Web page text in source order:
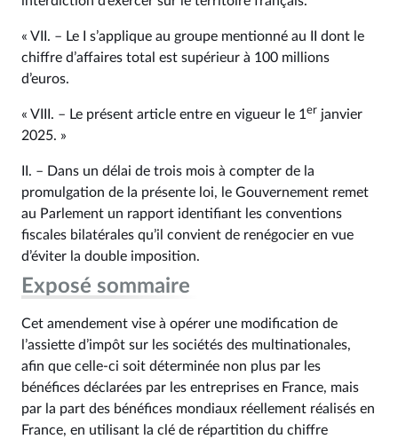
« VII. – Le I s’applique au groupe mentionné au II dont le
chiffre d’affaires total est supérieur à 100 millions
d’euros.
« VIII. – Le présent article entre en vigueur le 1 er janvier
2025. »
II. – Dans un délai de trois mois à compter de la
promulgation de la présente loi, le Gouvernement remet
au Parlement un rapport identifiant les conventions
fiscales bilatérales qu’il convient de renégocier en vue
d’éviter la double imposition.
Exposé sommaire
Cet amendement vise à opérer une modification de
l’assiette d’impôt sur les sociétés des multinationales,
afin que celle-ci soit déterminée non plus par les
bénéfices déclarées par les entreprises en France, mais
par la part des bénéfices mondiaux réellement réalisés en
France, en utilisant la clé de répartition du chiffre